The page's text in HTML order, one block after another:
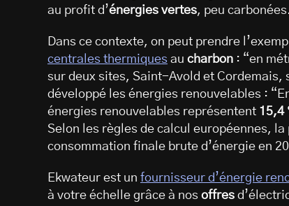
au profit d’énergies vertes, peu
Dans ce contexte, on peut prendre
centrales thermiques au charbon : “en
sur deux sites, Saint-Avold et Cordemais,
développé les énergies renouvelables :
énergies renouvelables représentent 15,4
Selon les règles de calcul européennes,
consommation finale brute d’énergie en
Ekwateur est un fournisseur d’énergie
à votre échelle grâce à nos offres